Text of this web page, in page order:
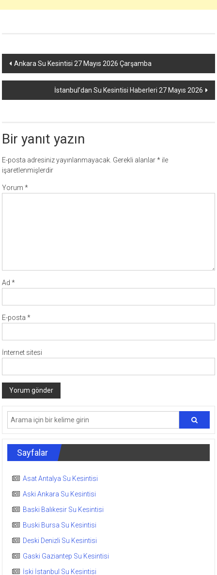
Yazı
dolaşımı
Ankara Su Kesintisi 27 Mayıs 2026 Çarşamba
İstanbul’dan Su Kesintisi Haberleri 27 Mayıs 2026
Bir yanıt yazın
E-posta adresiniz yayınlanmayacak. Gerekli alanlar* ile
işaretlenmişlerdir
Yorum*
Ad*
E-posta*
İnternet sitesi
Sayfalar
Asat Antalya Su Kesintisi
Aski Ankara Su Kesintisi
Baski Balıkesir Su Kesintisi
Buski Bursa Su Kesintisi
Deski Denizli Su Kesintisi
Gaski Gaziantep Su Kesintisi
İski İstanbul Su Kesintisi